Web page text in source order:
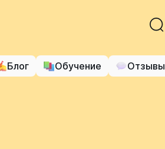
Блог Обучение Отзывы